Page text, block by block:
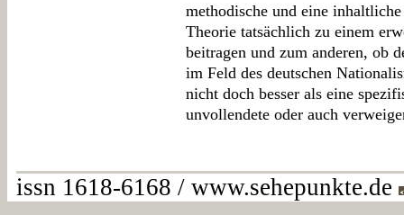
methodische und eine
Theorie tatsächlich zu einem
beitragen und zum anderen, ob
im Feld des deutschen
nicht doch besser als eine
unvollendete oder auch
issn 1618-6168 / www.sehepunkte.de